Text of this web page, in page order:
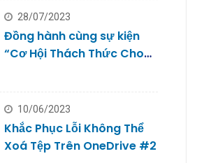
28/07/2023
Đồng hành cùng sự kiện
“Cơ Hội Thách Thức Cho
10/06/2023
Khắc Phục Lỗi Không Thể
Xoá Tệp Trên OneDrive #2